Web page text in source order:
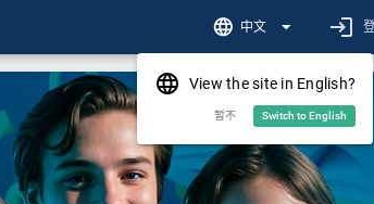
language 中文 arrow_drop_down login
language View the site in English?
暂不 Switch to English